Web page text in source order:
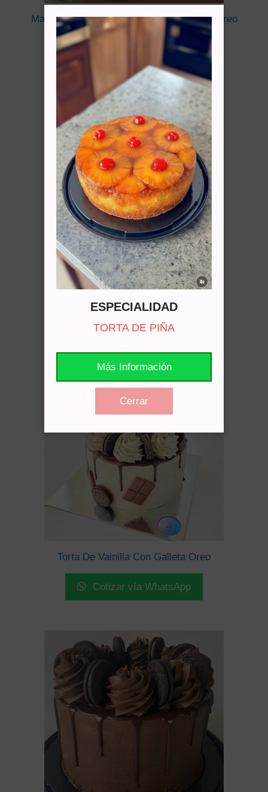
Marquesa De Chocolate Con Topping De Oreo
Cotizar vía WhatsApp
Torta De Vainilla Con Galletas
Torta De Vainilla Con Galleta Oreo
Cotizar vía WhatsApp
ESPECIALIDAD
TORTA DE PIÑA
Más Información
Cerrar